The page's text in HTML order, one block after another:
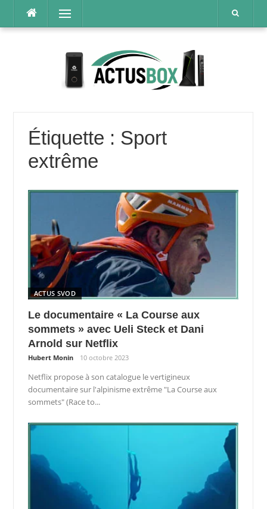
contenu
Menu
Étiquette : Sport
extrême
ACTUS SVOD
Le documentaire « La Course aux
sommets » avec Ueli Steck et Dani
Arnold sur Netflix
Hubert Monin 10 octobre 2023
Netflix propose à son catalogue le vertigineux
documentaire sur l'alpinisme extrême "La Course aux
sommets" (Race to...